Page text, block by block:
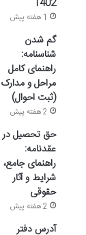
1402
1 هفته پیش
گم شدن
شناسنامه:
راهنمای کامل
مراحل و مدارک
(ثبت احوال)
2 هفته پیش
حق تحصیل در
عقدنامه:
راهنمای جامع،
شرایط و آثار
حقوقی
2 هفته پیش
آدرس دفتر